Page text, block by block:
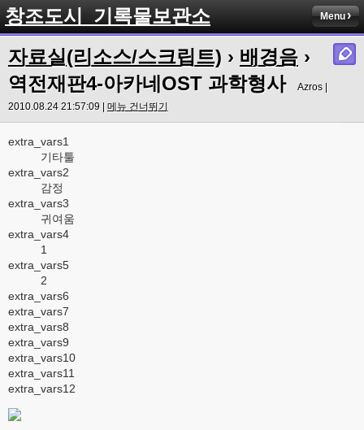
창조도시_기록물보관소 Menu
자료실(리소스/스크립트) › 배경음 ›
역전재판4-아카네OST 과학형사
Azros |
2010.08.24 21:57:09 | 메뉴 건너뛰기
extra_vars1
기타툴
extra_vars2
감정
extra_vars3
귀여움
extra_vars4
1
extra_vars5
2
extra_vars6
extra_vars7
extra_vars8
extra_vars9
extra_vars10
extra_vars11
extra_vars12